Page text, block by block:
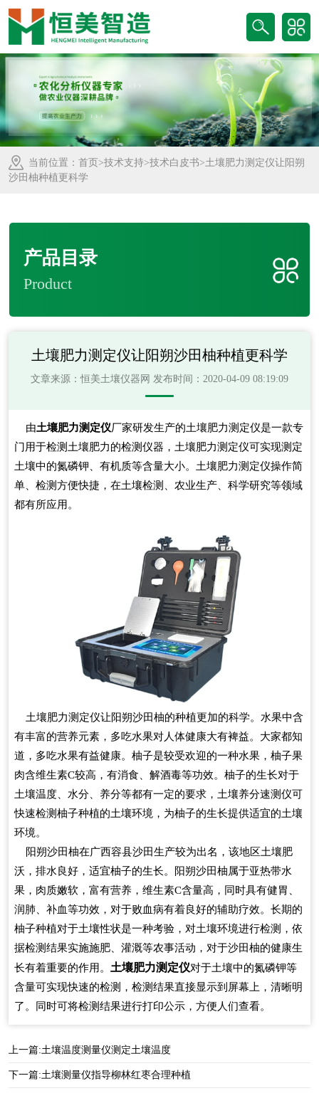
当前位置： 首页 >技术支持>技术白皮书>土壤肥力测定仪让阳朔
沙田柚种植更科学
产品目录
Product
土壤肥力测定仪让阳朔沙田柚种植更科学
文章来源：恒美土壤仪器网 发布时间：2020-04-09 08:19:09
由土壤肥力测定仪厂家研发生产的土壤肥力测定仪是一款专
门用于检测土壤肥力的检测仪器，土壤肥力测定仪可实现测定
土壤中的氮磷钾、有机质等含量大小。土壤肥力测定仪操作简
单、检测方便快捷，在土壤检测、农业生产、科学研究等领域
都有所应用。
土壤肥力测定仪让阳朔沙田柚的种植更加的科学。水果中含
有丰富的营养元素，多吃水果对人体健康大有裨益。大家都知
道，多吃水果有益健康。柚子是较受欢迎的一种水果，柚子果
肉含维生素C较高，有消食、解酒毒等功效。柚子的生长对于
土壤温度、水分、养分等都有一定的要求，土壤养分速测仪可
快速检测柚子种植的土壤环境，为柚子的生长提供适宜的土壤
环境。
阳朔沙田柚在广西容县沙田生产较为出名，该地区土壤肥
沃，排水良好，适宜柚子的生长。阳朔沙田柚属于亚热带水
果，肉质嫩软，富有营养，维生素C含量高，同时具有健胃、
润肺、补血等功效，对于败血病有着良好的辅助疗效。长期的
柚子种植对于土壤性状是一种考验，对土壤环境进行检测，依
据检测结果实施施肥、灌溉等农事活动，对于沙田柚的健康生
长有着重要的作用。 土壤肥力测定仪对于土壤中的氮磷钾等
含量可实现快速的检测，检测结果直接显示到屏幕上，清晰明
了。同时可将检测结果进行打印公示，方便人们查看。
上一篇:土壤温度测量仪测定土壤温度
下一篇:土壤测量仪指导柳林红枣合理种植